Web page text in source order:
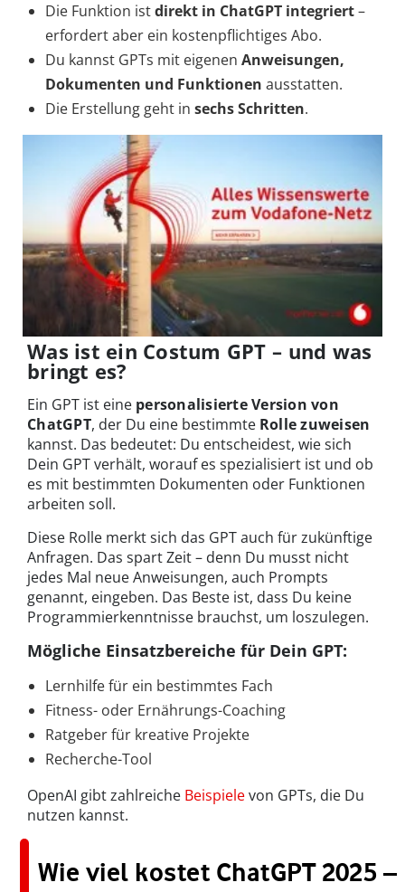
Die Funktion istdirekt in ChatGPT integriert–
erfordert aber ein kostenpflichtiges Abo.
Du kannst GPTs mit eigenen Anweisungen,
Dokumenten und Funktionen ausstatten.
Die Erstellung geht in sechs Schritten.
Was ist ein Costum GPT – und was
bringt es?
Ein GPT ist eine personalisierte Version von
ChatGPT, der Du eine bestimmte Rolle zuweisen
kannst. Das bedeutet: Du entscheidest, wie sich
Dein GPT verhält, worauf es spezialisiert ist und ob
es mit bestimmten Dokumenten oder Funktionen
arbeiten soll.
Diese Rolle merkt sich das GPT auch für zukünftige
Anfragen. Das spart Zeit – denn Du musst nicht
jedes Mal neue Anweisungen, auch Prompts
genannt, eingeben. Das Beste ist, dass Du keine
Programmierkenntnisse brauchst, um loszulegen.
Mögliche Einsatzbereiche für Dein GPT:
Lernhilfe für ein bestimmtes Fach
Fitness- oder Ernährungs-Coaching
Ratgeber für kreative Projekte
Recherche-Tool
OpenAI gibt zahlreiche Beispielevon GPTs, die Du
nutzen kannst.
Wie viel kostet ChatGPT 2025 –